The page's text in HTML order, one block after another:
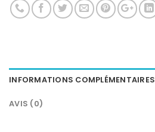
INFORMATIONS COMPLÉMENTAIRES
AVIS (0)